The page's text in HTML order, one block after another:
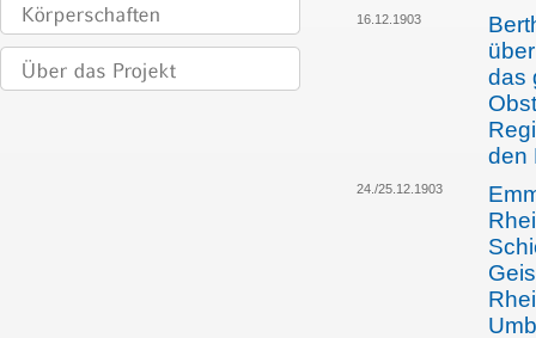
16.12.1903
das
den
24./25.12.1903